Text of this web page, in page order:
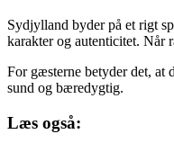
Sydjylland byder på et rigt
karakter og autenticitet. Når
For gæsterne betyder det, at
sund og bæredygtig.
Læs også: